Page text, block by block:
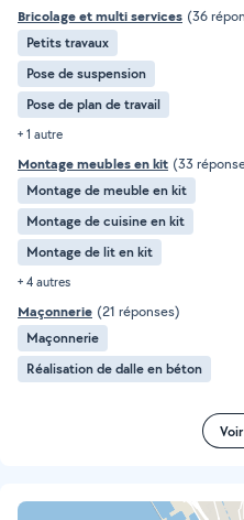
Bricolage et multi services (36
Petits travaux
Pose de suspension
Pose de plan de travail
+ 1 autre
Montage meubles en kit (33
Montage de meuble en kit
Montage de cuisine en kit
Montage de lit en kit
+ 4 autres
Maçonnerie (21 réponses)
Maçonnerie
Réalisation de dalle en béton